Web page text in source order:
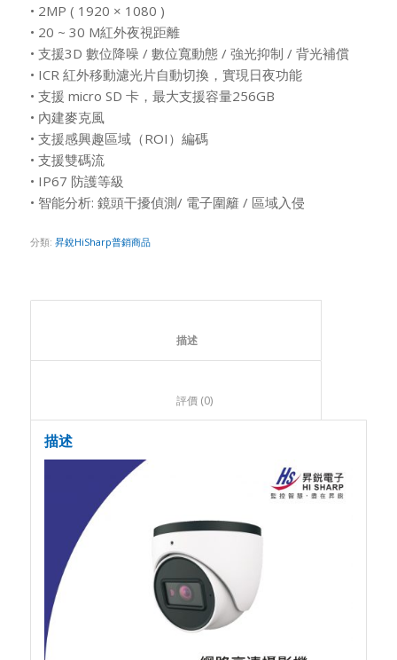
• 2MP ( 1920 × 1080 )
• 20 ~ 30 M紅外夜視距離
• 支援3D 數位降噪 / 數位寬動態 / 強光抑制 / 背光補償
• ICR 紅外移動濾光片自動切換，實現日夜功能
• 支援 micro SD 卡，最大支援容量256GB
• 內建麥克風
• 支援感興趣區域（ROI）編碼
• 支援雙碼流
• IP67 防護等級
• 智能分析: 鏡頭干擾偵測/ 電子圍籬 / 區域入侵
分類: 昇銳HiSharp普銷商品
						描述
						評價 (0)
描述